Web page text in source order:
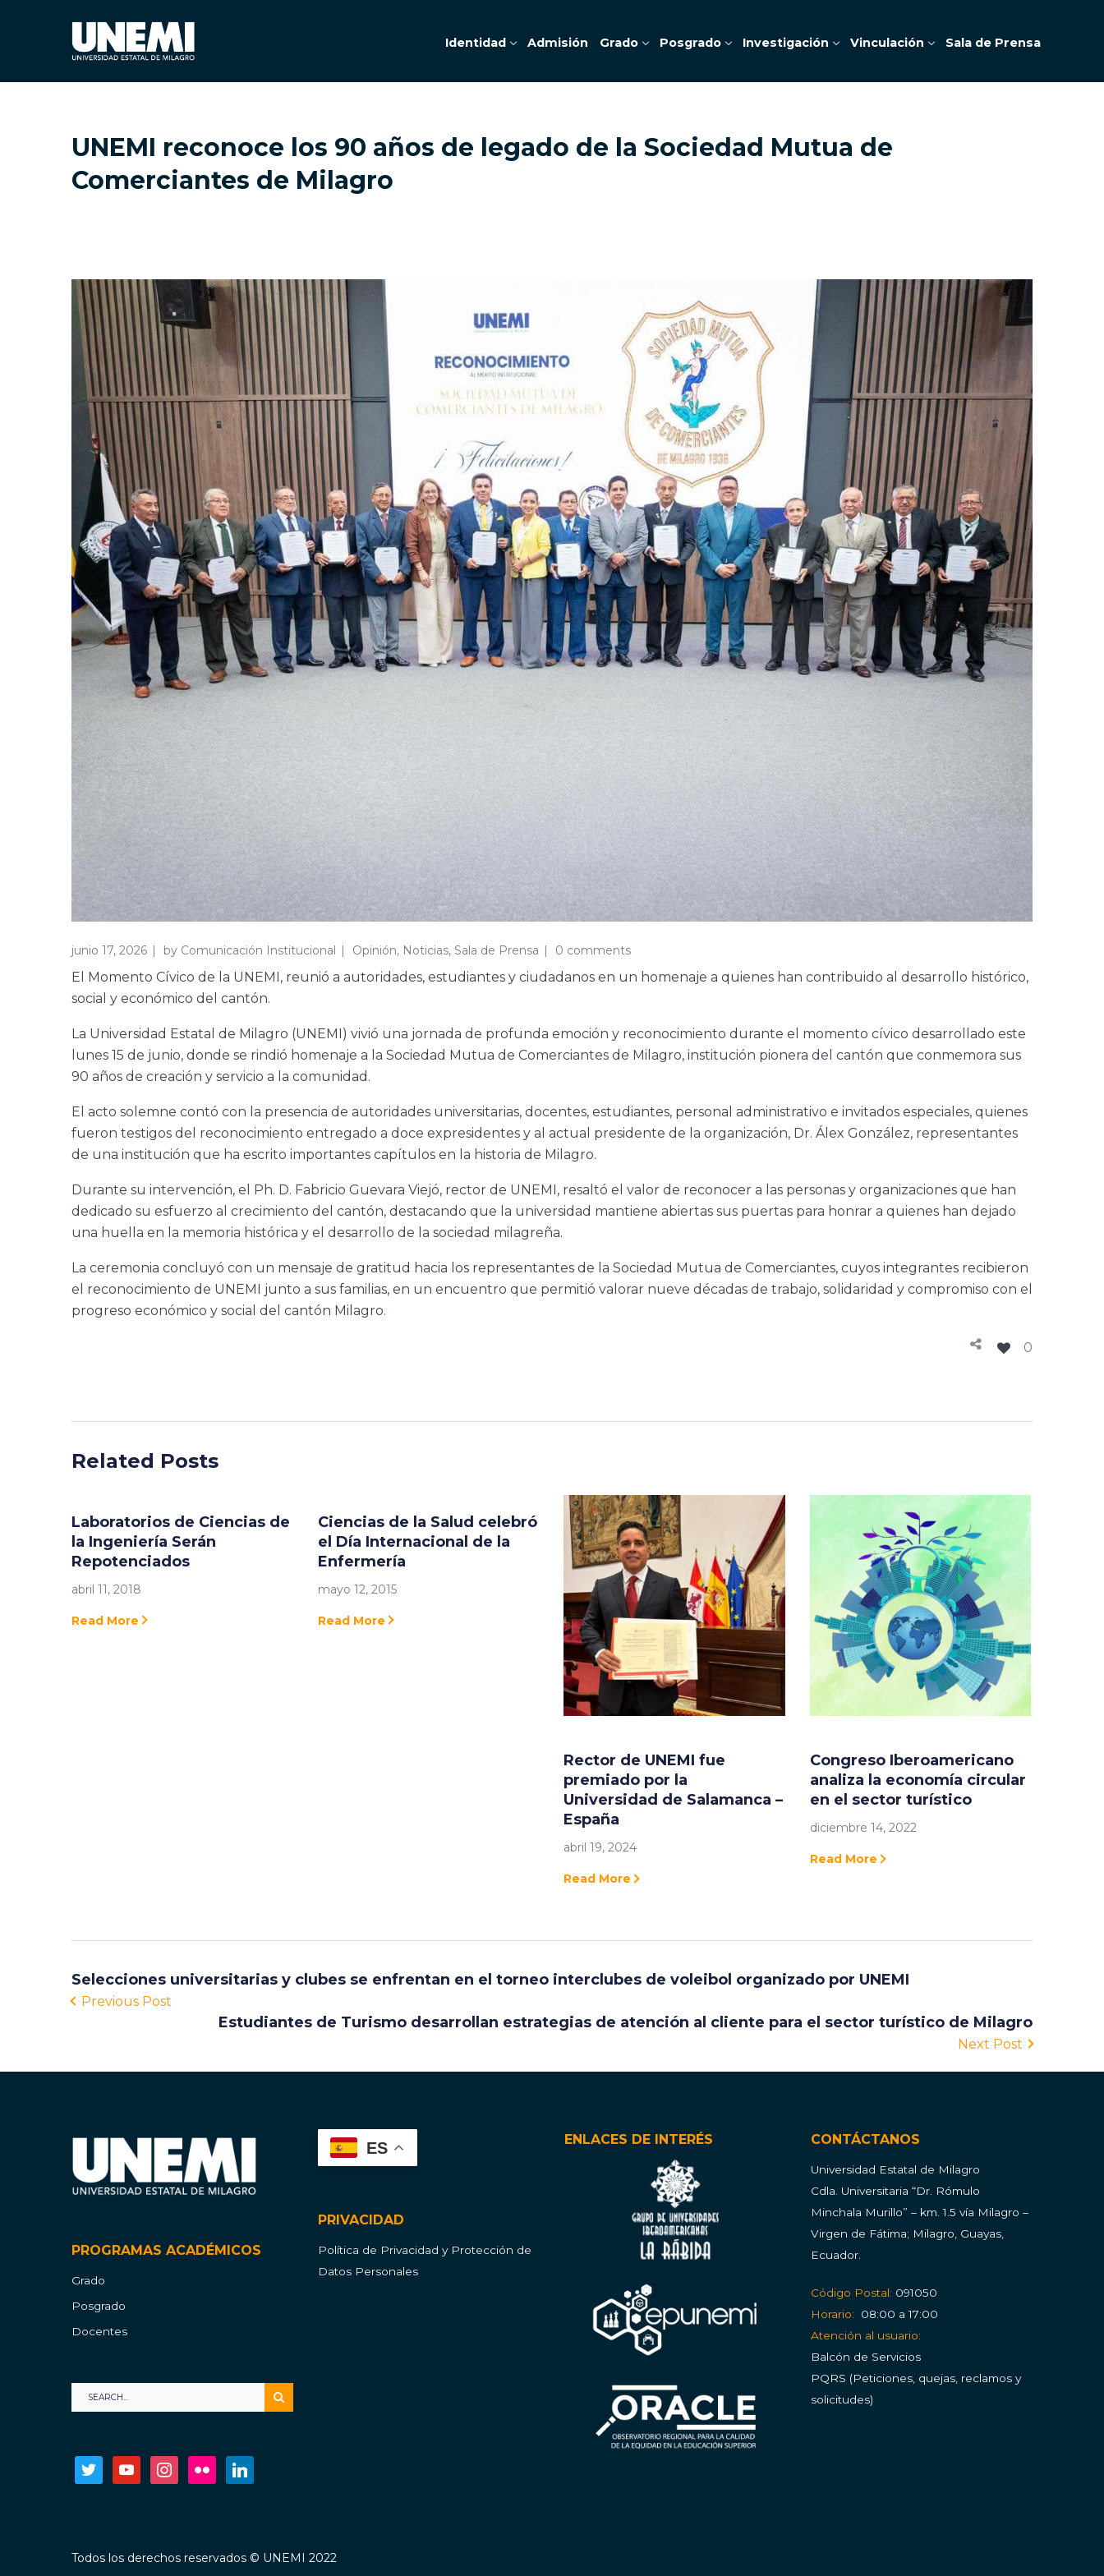
Identidad Admisión Grado Posgrado Investigación Vinculación Sala de Prensa
UNEMI reconoce los 90 años de legado de la Sociedad Mutua de
Comerciantes de Milagro
junio 17, 2026 by Comunicación Institucional Opinión, Noticias, Sala de Prensa 0 comments
El Momento Cívico de la UNEMI, reunió a autoridades, estudiantes y ciudadanos en un homenaje a quienes han contribuido al desarrollo histórico,
social y económico del cantón.
La Universidad Estatal de Milagro (UNEMI) vivió una jornada de profunda emoción y reconocimiento durante el momento cívico desarrollado este
lunes 15 de junio, donde se rindió homenaje a la Sociedad Mutua de Comerciantes de Milagro, institución pionera del cantón que conmemora sus
90 años de creación y servicio a la comunidad.
El acto solemne contó con la presencia de autoridades universitarias, docentes, estudiantes, personal administrativo e invitados especiales, quienes
fueron testigos del reconocimiento entregado a doce expresidentes y al actual presidente de la organización, Dr. Álex González, representantes
de una institución que ha escrito importantes capítulos en la historia de Milagro.
Durante su intervención, el Ph. D. Fabricio Guevara Viejó, rector de UNEMI, resaltó el valor de reconocer a las personas y organizaciones que han
dedicado su esfuerzo al crecimiento del cantón, destacando que la universidad mantiene abiertas sus puertas para honrar a quienes han dejado
una huella en la memoria histórica y el desarrollo de la sociedad milagreña.
La ceremonia concluyó con un mensaje de gratitud hacia los representantes de la Sociedad Mutua de Comerciantes, cuyos integrantes recibieron
el reconocimiento de UNEMI junto a sus familias, en un encuentro que permitió valorar nueve décadas de trabajo, solidaridad y compromiso con el
progreso económico y social del cantón Milagro.
0
Related Posts
Laboratorios de Ciencias de
la Ingeniería Serán
Repotenciados
abril 11, 2018
Read More
Ciencias de la Salud celebró
el Día Internacional de la
Enfermería
mayo 12, 2015
Read More
Rector de UNEMI fue
premiado por la
Universidad de Salamanca –
España
abril 19, 2024
Read More
Congreso Iberoamericano
analiza la economía circular
en el sector turístico
diciembre 14, 2022
Read More
Selecciones universitarias y clubes se enfrentan en el torneo interclubes de voleibol organizado por UNEMI
Previous Post
Estudiantes de Turismo desarrollan estrategias de atención al cliente para el sector turístico de Milagro
Next Post
PROGRAMAS ACADÉMICOS
Grado
Posgrado
Docentes
twitter youtube instagramflickr
ES
PRIVACIDAD
Política de Privacidad y Protección de
Datos Personales
ENLACES DE INTERÉS CONTÁCTANOS
Universidad Estatal de Milagro
Cdla. Universitaria “Dr. Rómulo
Minchala Murillo” – km. 1.5 vía Milagro –
Virgen de Fátima; Milagro, Guayas,
Ecuador.
Código Postal: 091050
Horario:
08:00 a 17:00
Atención al usuario:
Balcón de Servicios
PQRS (Peticiones, quejas, reclamos y
solicitudes)
Todos los derechos reservados © UNEMI 2022